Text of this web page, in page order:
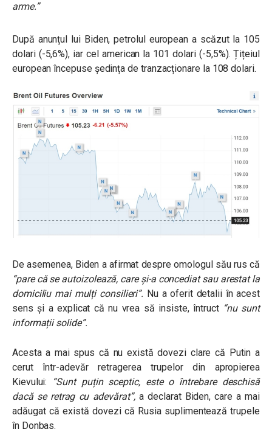
arme.”
După anunțul lui Biden, petrolul european a scăzut la 105
dolari (-5,6%), iar cel american la 101 dolari (-5,5%). Țițeiul
european începuse ședința de tranzacționare la 108 dolari.
De asemenea, Biden a afirmat despre omologul său rus că
“pare că se autoizolează, careși-a concediat sau arestat la
domiciliu mai mulți consilieri”. Nu a oferit detalii în acest
sens și a explicat că nu vrea să insiste, întruct “nu sunt
informații solide”.
Acesta a mai spus că nu există dovezi clare că Putin a
cerut într-adevăr retragerea trupelor din apropierea
Kievului:
“Sunt puțin sceptic, este o întrebare deschisă
dacă se retrag cu adevărat”, a declarat Biden, care a mai
adăugat că există dovezi că Rusia suplimentează trupele
în Donbas.